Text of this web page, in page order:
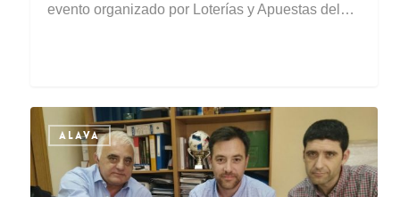
evento organizado por Loterías y Apuestas del…
ALAVA